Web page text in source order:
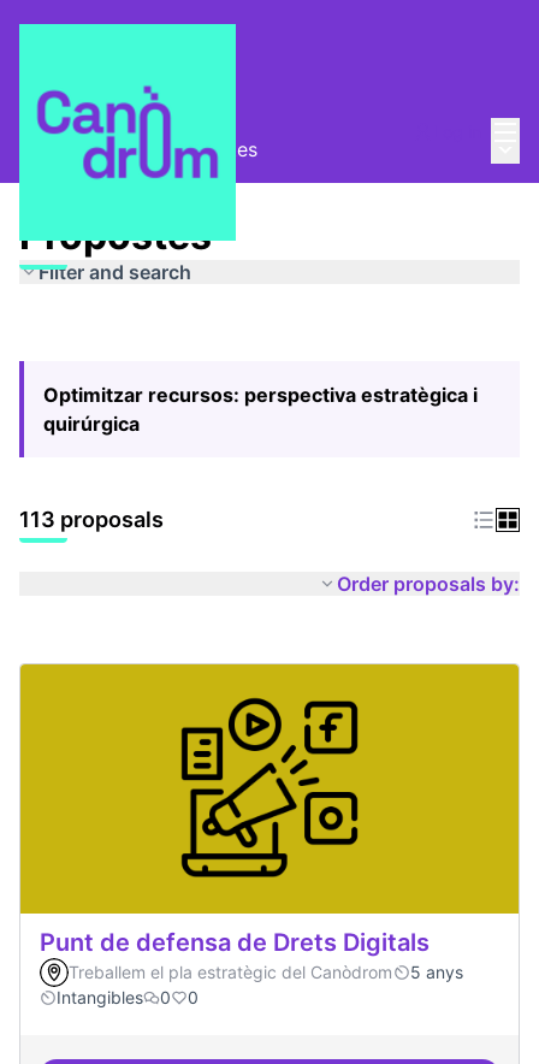
Pla Estratègic Propostes
Propostes
Filter and search
Optimitzar recursos: perspectiva estratègica i
quirúrgica
113 proposals
Order proposals by:
Punt de defensa de Drets Digitals
Treballem el pla estratègic del Canòdrom
5 anys
Intangibles
0 0